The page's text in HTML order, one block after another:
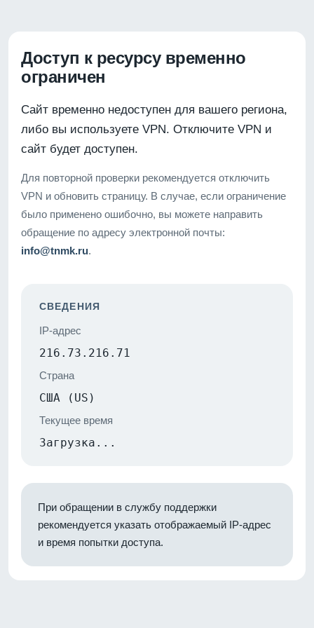
Доступ к ресурсу временно
ограничен
Сайт временно недоступен для вашего региона,
либо вы используете VPN. Отключите VPN и
сайт будет доступен.
Для повторной проверки рекомендуется отключить
VPN и обновить страницу. В случае, если ограничение
было применено ошибочно, вы можете направить
обращение по адресу электронной почты:
info@tnmk.ru.
СВЕДЕНИЯ
IP-адрес
216.73.216.71
Страна
США (US)
Текущее время
Загрузка...
При обращении в службу поддержки
рекомендуется указать отображаемый IP-адрес
и время попытки доступа.